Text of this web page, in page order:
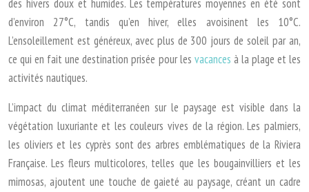
des hivers doux et humides. Les températures moyennes en été sont
d’environ 27°C, tandis qu’en hiver, elles avoisinent les 10°C.
L’ensoleillement est généreux, avec plus de 300 jours de soleil par an,
ce qui en fait une destination prisée pour les vacances à la plage et les
activités nautiques.
L’impact du climat méditerranéen sur le paysage est visible dans la
végétation luxuriante et les couleurs vives de la région. Les palmiers,
les oliviers et les cyprès sont des arbres emblématiques de la Riviera
Française. Les fleurs multicolores, telles que les bougainvilliers et les
mimosas, ajoutent une touche de gaieté au paysage, créant un cadre